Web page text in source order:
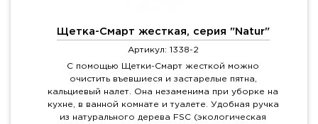
Щетка-Смарт жесткая, серия "Natur"
Артикул: 1338-2
С помощью Щетки-Смарт жесткой можно
очистить въевшиеся и застарелые пятна,
кальциевый налет. Она незаменима при уборке на
кухне, в ванной комнате и туалете. Удобная ручка
из натурального дерева FSC (экологическая